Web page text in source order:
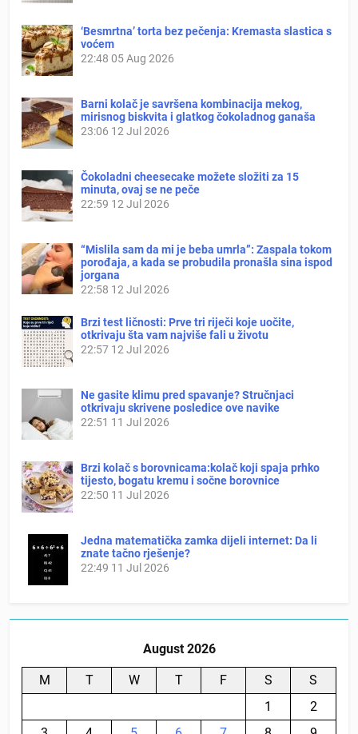
‘Besmrtna’ torta bez pečenja: Kremasta slastica s
voćem
22:48 05 Aug 2026
Barni kolač je savršena kombinacija mekog,
mirisnog biskvita i glatkog čokoladnog ganaša
23:06 12 Jul 2026
Čokoladni cheesecake možete složiti za 15
minuta, ovaj se ne peče
22:59 12 Jul 2026
“Mislila sam da mi je beba umrla”: Zaspala tokom
porođaja, a kada se probudila pronašla sina ispod
jorgana
22:58 12 Jul 2026
Brzi test ličnosti: Prve tri riječi koje uočite,
otkrivaju šta vam najviše fali u životu
22:57 12 Jul 2026
Ne gasite klimu pred spavanje? Stručnjaci
otkrivaju skrivene posledice ove navike
22:51 11 Jul 2026
Brzi kolač s borovnicama:kolač koji spaja prhko
tijesto, bogatu kremu i sočne borovnice
22:50 11 Jul 2026
Jedna matematička zamka dijeli internet: Da li
znate tačno rješenje?
22:49 11 Jul 2026
August 2026
M T W T F S
S
1
2